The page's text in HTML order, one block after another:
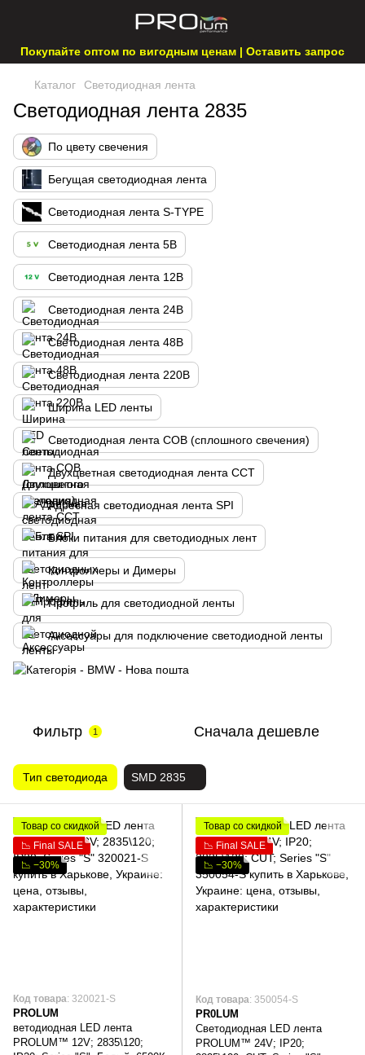
Покупайте оптом по вигодным ценам | Оставить запрос
Каталог Светодиодная лента
Светодиодная лента 2835
По цвету свечения
Бегущая светодиодная лента
Светодиодная лента S-TYPE
Светодиодная лента 5В
Светодиодная лента 12В
Светодиодная лента 24В
Светодиодная лента 48В
Светодиодная лента 220В
Ширина LED ленты
Светодиодная лента COB (сплошного свечения)
Двухцветная светодиодная лента CCT
Адресная светодиодная лента SPI
Блоки питания для светодиодных лент
Контроллеры и Димеры
Профиль для светодиодной ленты
Аксессуары для подключение светодиодной ленты
Фильтр 1 Сначала дешевле
Тип светодиода SMD 2835
Товар со скидкой
📉 Final SALE
📉 −30%
Код товара: 320021-S
PROLUM
ветодиодная LED лента
PROLUM™ 12V; 2835\120;
Товар со скидкой
📉 Final SALE
📉 −30%
Код товара: 350054-S
PR0LUM
Светодиодная LED лента
PROLUM™ 24V; IP20;